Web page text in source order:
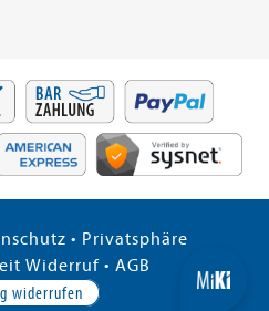
• Privatsphäre
Widerruf• AGB
widerrufen